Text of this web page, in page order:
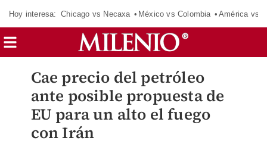
Hoy interesa: Chicago vs Necaxa México vs Colombia América vs
Cae precio del petróleo
ante posible propuesta de
EU para un alto el fuego
con Irán